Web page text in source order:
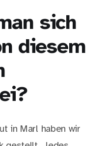
sich
diesem
in Marl haben wir